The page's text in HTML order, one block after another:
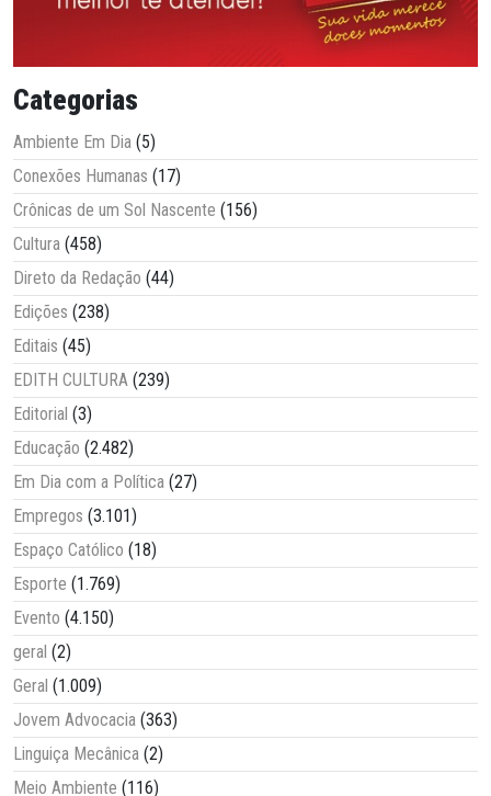
Categorias
Ambiente Em Dia (5)
Conexões Humanas (17)
Crônicas de um Sol Nascente (156)
Cultura (458)
Direto da Redação (44)
Edições (238)
Editais (45)
EDITH CULTURA (239)
Editorial (3)
Educação (2.482)
Em Dia com a Política (27)
Empregos (3.101)
Espaço Católico (18)
Esporte (1.769)
Evento (4.150)
geral (2)
Geral (1.009)
Jovem Advocacia (363)
Linguiça Mecânica (2)
Meio Ambiente (116)